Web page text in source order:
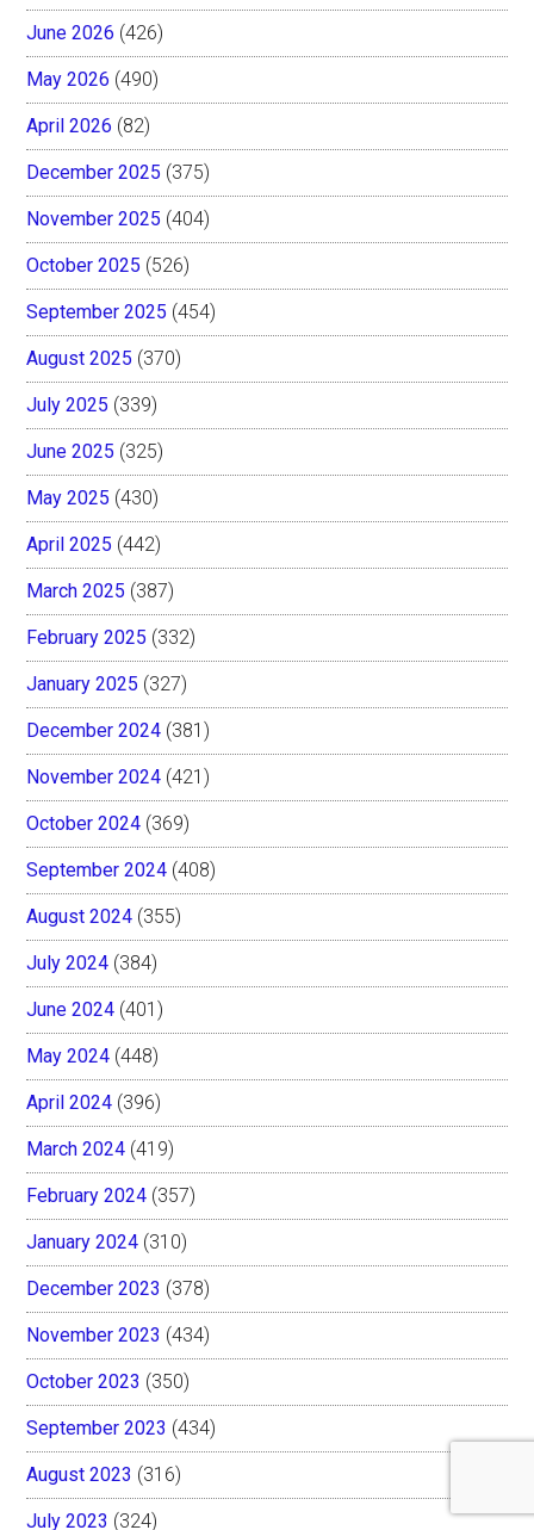
June 2026 (426)
May 2026 (490)
April 2026 (82)
December 2025 (375)
November 2025 (404)
October 2025 (526)
September 2025 (454)
August 2025 (370)
July 2025 (339)
June 2025 (325)
May 2025 (430)
April 2025 (442)
March 2025 (387)
February 2025 (332)
January 2025 (327)
December 2024 (381)
November 2024 (421)
October 2024 (369)
September 2024 (408)
August 2024 (355)
July 2024 (384)
June 2024 (401)
May 2024 (448)
April 2024 (396)
March 2024 (419)
February 2024 (357)
January 2024 (310)
December 2023 (378)
November 2023 (434)
October 2023 (350)
September 2023 (434)
August 2023 (316)
July 2023 (324)